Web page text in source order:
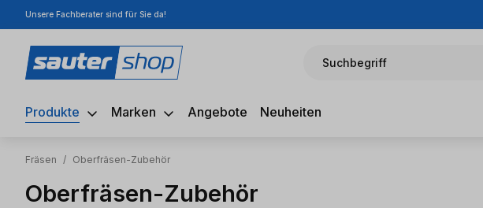
Hauptinhalt springen
Zur Suche springen
Zur Hauptnavigation springen
Unsere Fachberater sind für Sie da!
Suchbegriff
Produkte Marken Angebote Neuheiten
Fräsen / Oberfräsen-Zubehör
Oberfräsen-Zubehör